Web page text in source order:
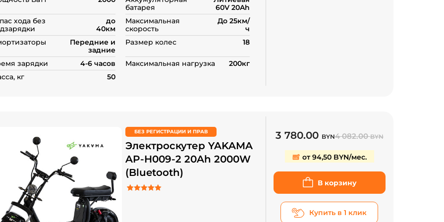
батарея
60V 20Ah
хода без
до
40км
Максимальная
скорость
До 25км/
ч
Передние и
задние
Размер колес 18
зарядки 4-6 часов Максимальная нагрузка
200кг
кг
50
БЕЗ РЕГИСТРАЦИИ И ПРАВ
Электроскутер YAKAMA
AP-H009-2 20Ah 2000W
(Bluetooth)
3 780.00 BYN4 082.00BYN
от 94,50 BYN/мес.
В корзину
Купить в 1 клик